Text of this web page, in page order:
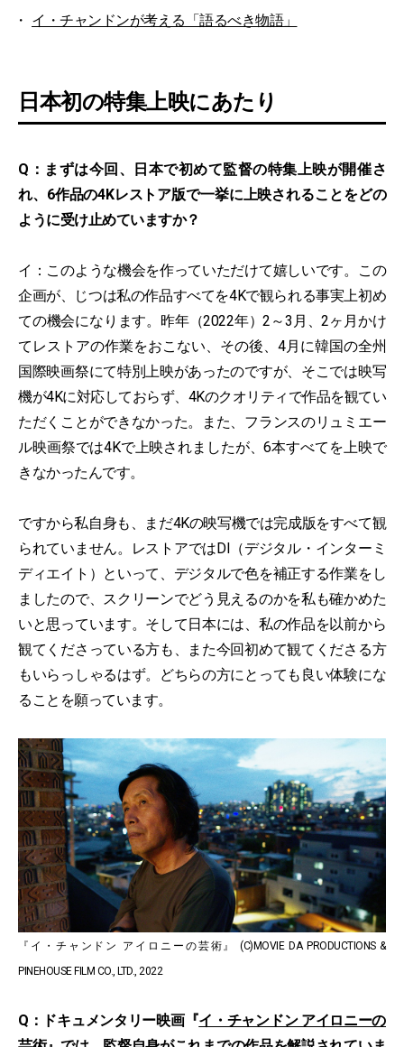
イ・チャンドンが考える「語るべき物語」
日本初の特集上映にあたり
Q：まずは今回、日本で初めて監督の特集上映が開催さ
れ、6作品の4Kレストア版で一挙に上映されることをどの
ように受け止めていますか？
イ：このような機会を作っていただけて嬉しいです。この
企画が、じつは私の作品すべてを4Kで観られる事実上初め
ての機会になります。昨年（2022年）2～3月、2ヶ月かけ
てレストアの作業をおこない、その後、4月に韓国の全州
国際映画祭にて特別上映があったのですが、そこでは映写
機が4Kに対応しておらず、4Kのクオリティで作品を観てい
ただくことができなかった。また、フランスのリュミエー
ル映画祭では4Kで上映されましたが、6本すべてを上映で
きなかったんです。
ですから私自身も、まだ4Kの映写機では完成版をすべて観
られていません。レストアではDI（デジタル・インターミ
ディエイト）といって、デジタルで色を補正する作業をし
ましたので、スクリーンでどう見えるのかを私も確かめた
いと思っています。そして日本には、私の作品を以前から
観てくださっている方も、また今回初めて観てくださる方
もいらっしゃるはず。どちらの方にとっても良い体験にな
ることを願っています。
『イ・チャンドン アイロニーの芸術』 (C)MOVIE DA PRODUCTIONS &
PINEHOUSE FILM CO., LTD., 2022
Q：ドキュメンタリー映画『イ・チャンドン アイロニーの